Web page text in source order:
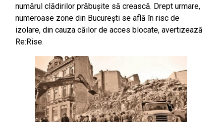
numărul clădirilor prăbușite să crească. Drept urmare,
numeroase zone din București se află în risc de
izolare, din cauza căilor de acces blocate, avertizează
Re:Rise.